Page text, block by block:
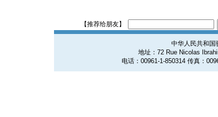
【推荐给朋友】
中华人民共和国
地址：72 Rue Nicolas
电话：00961-1-850314 传真：